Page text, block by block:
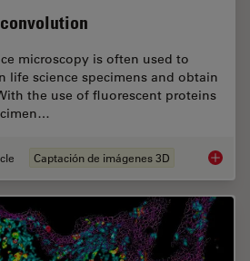
microscopy is often used to
life science specimens and obtain
the use of fluorescent proteins
Captación de imágenes 3D Going